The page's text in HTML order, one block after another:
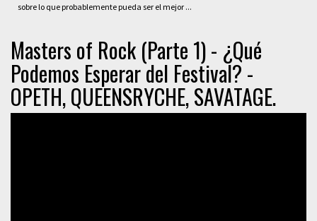
sobre lo que probablemente pueda ser el mejor ...
Masters of Rock (Parte 1) - ¿Qué
Podemos Esperar del Festival? -
OPETH, QUEENSRYCHE, SAVATAGE.